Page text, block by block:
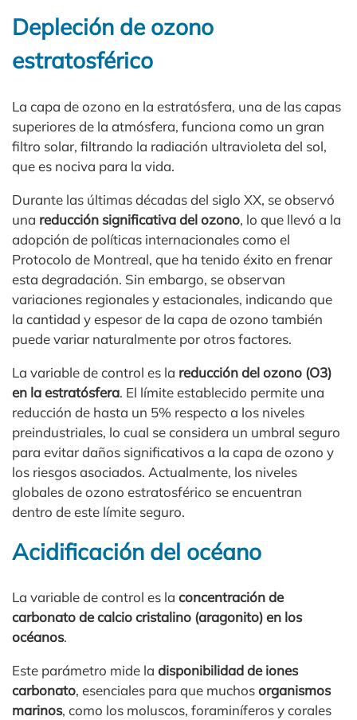
Depleción de ozono
estratosférico
La capa de ozono en la estratósfera, una de las capas
superiores de la atmósfera, funciona como un gran
filtro solar, filtrando la radiación ultravioleta del sol,
que es nociva para la vida.
Durante las últimas décadas del siglo XX, se observó
una reducción significativa del ozono, lo que llevó a la
adopción de políticas internacionales como el
Protocolo de Montreal, que ha tenido éxito en frenar
esta degradación. Sin embargo, se observan
variaciones regionales y estacionales, indicando que
la cantidad y espesor de la capa de ozono también
puede variar naturalmente por otros factores.
La variable de control es la reducción del ozono (O3)
en la estratósfera. El límite establecido permite una
reducción de hasta un 5% respecto a los niveles
preindustriales, lo cual se considera un umbral seguro
para evitar daños significativos a la capa de ozono y
los riesgos asociados. Actualmente, los niveles
globales de ozono estratosférico se encuentran
dentro de este límite seguro.
Acidificación del océano
La variable de control es la concentración de
carbonato de calcio cristalino (aragonito) en los
océanos.
Este parámetro mide la disponibilidad de iones
carbonato, esenciales para que muchosorganismos
marinos, como los moluscos, foraminíferos y corales